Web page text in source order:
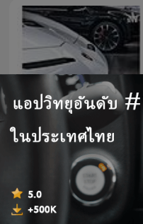
Cars & Talk ep. 00